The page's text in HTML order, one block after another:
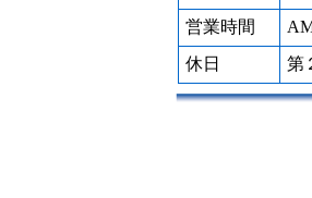
営業時間
休日
第